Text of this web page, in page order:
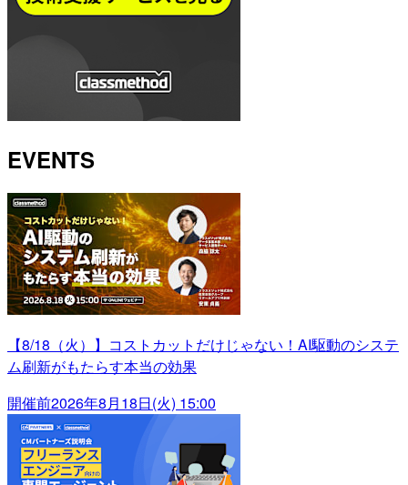
EVENTS
【8/18（火）】コストカットだけじゃない！AI駆動のシステ
ム刷新がもたらす本当の効果
開催前2026年8月18日(火) 15:00